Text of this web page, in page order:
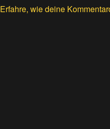
Erfahre, wie deine